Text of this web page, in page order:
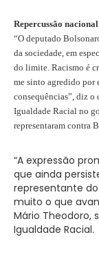
Repercussão nacional
“O deputado
da sociedade, em
do limite. Racismo é
me sinto agredido por
consequências”, diz o
Igualdade Racial no
representaram contra
“A expressão
que ainda
representante
muito o que
Mário Theodoro,
Igualdade Racial.